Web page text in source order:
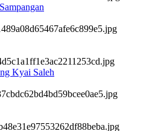
Kyai Saleh